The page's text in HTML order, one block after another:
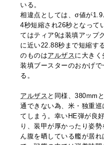
いる。
相違点としては、σ値が
4秒短縮され26秒となって
てはティア9は装填アップ
に近い22.88秒まで短縮す
のものはアルザス に大き
装填ブースターのおかげ
る。
アルザス と同様、380mm
通できない為、米・独重
てしまう。幸いHE弾が良
り、装甲が厚かったり姿
ん腹を晒している艦が居